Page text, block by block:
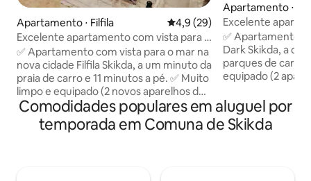
Apartamento ⋅ Filfila 4,9 de uma avaliação média
4,9 (29)
Excelente apartamento com vista para o
mar
✅ Apartamento com vista para o mar na
nova cidade Filfila Skikda, a um minuto da
praia de carro e 11 minutos a pé. ✅ Muito
limpo e equipado (2 novos aparelhos de
ar condicionado + aquecimento + TV +
geladeira + máquina de lavar + cozinha
equipada + micro-ondas + máquina de
Apartamento ⋅
Excelente
✅ Apartamento
Dark Skikda, a
parques de carro😍 ✅ Muito
equipado (2
polegadas +
lavar + micro-
equipada +
Comodidades populares em aluguel por
temporada em Comuna de Skikda